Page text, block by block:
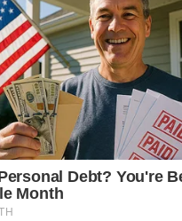
Debt? You're
Month